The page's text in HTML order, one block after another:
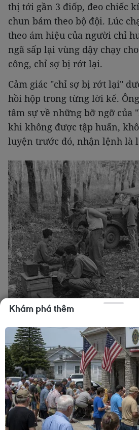
thị tới gần 3 điốp, đeo chiếc
chun bám theo bộ đội. Lúc
theo ám hiệu của người chỉ
ngã sấp lại vùng dậy chạy
công, chỉ sợ bị rớt lại.
Cảm giác "chỉ sợ bị rớt lại"
hồi hộp trong từng lời kể.
tâm sự về những bỡ ngỡ của
khi không được tập huấn,
luyện trước đó, nhận lệnh là
Tổ phóng viên mũi nhọn của Việt
ảnh về Chiến dịch Hồ Chí Minh,
Nhà báo Trương Đức Anh kể
Đoàn Tý, Lương Nghĩa Dũng,
viên ảnh của Phân xã Quân
Thông tấn ở phòng Ảnh thời
ảnh, đã vào ra nhiều mặt
thử thách gian khổ, nên các
Khám phá thêm